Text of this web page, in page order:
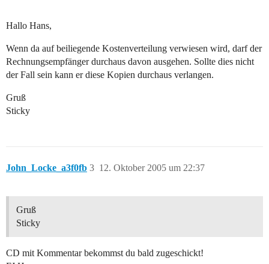
Hallo Hans,
Wenn da auf beiliegende Kostenverteilung verwiesen wird, darf der
Rechnungsempfänger durchaus davon ausgehen. Sollte dies nicht
der Fall sein kann er diese Kopien durchaus verlangen.
Gruß
Sticky
John_Locke_a3f0fb 12. Oktober 2005 um 22:37
3
Gruß
Sticky
CD mit Kommentar bekommst du bald zugeschickt!